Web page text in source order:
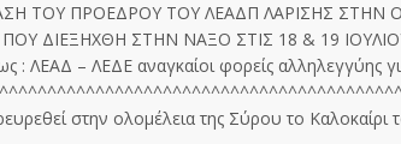
ΤΟΥ ΠΡΟΕΔΡΟΥ ΤΟΥ ΛΕΑΔΠ ΛΑΡΙΣΗΣ
ΔΙΕΞΗΧΘΗ ΣΤΗΝ ΝΑΞΟ ΣΤΙΣ 18 & 19 ΙΟΥΛΙΟΥ
: ΛΕΑΔ – ΛΕΔΕ αναγκαίοι φορείς αλληλεγγύης
στην ολομέλεια της Σύρου το